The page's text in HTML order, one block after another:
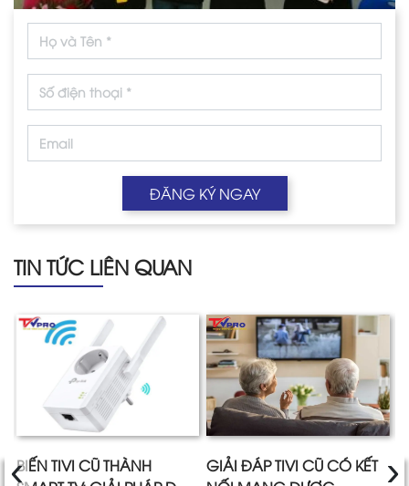
ĐĂNG KÝ NGAY
TIN TỨC LIÊN QUAN
BIẾN TIVI CŨ THÀNH
GIẢI ĐÁP TIVI CŨ CÓ KẾT
‹ ›